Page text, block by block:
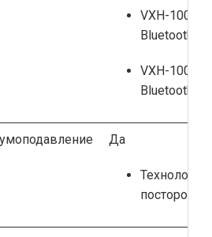
VXH-1000-
Bluetooth,
VXH-
Bluetooth,
Да